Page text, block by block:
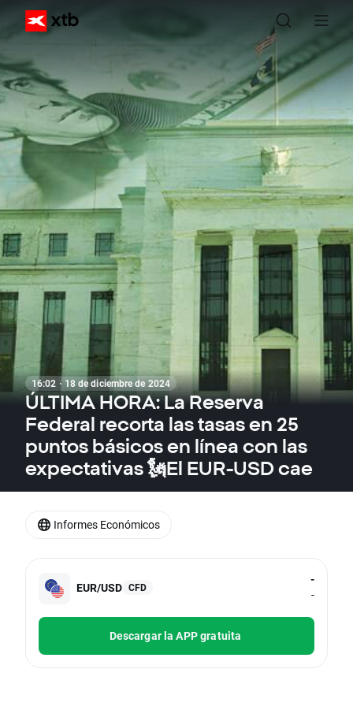
16:02 · 18 de diciembre de 2024
ÚLTIMA HORA: La Reserva
Federal recorta las tasas en 25
puntos básicos en línea con las
expectativas 🗽El EUR-USD cae
EUR/USD CFD
-
-
Descargar la APP gratuita
Informes Económicos